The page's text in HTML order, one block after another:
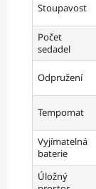
Stoupavost
Počet
sedadel
Odpružení
Tempomat
Vyjímatelná
baterie
Úložný